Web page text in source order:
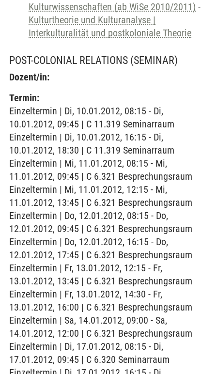
Kulturwissenschaften (ab WiSe 2010/2011) -
Kulturtheorie und Kulturanalyse |
Interkulturalität und postkoloniale Theorie
POST-COLONIAL RELATIONS (SEMINAR)
Dozent/in:
Termin:
Einzeltermin | Di, 10.01.2012, 08:15 - Di,
10.01.2012, 09:45 | C 11.319 Seminarraum
Einzeltermin | Di, 10.01.2012, 16:15 - Di,
10.01.2012, 18:30 | C 11.319 Seminarraum
Einzeltermin | Mi, 11.01.2012, 08:15 - Mi,
11.01.2012, 09:45 | C 6.321 Besprechungsraum
Einzeltermin | Mi, 11.01.2012, 12:15 - Mi,
11.01.2012, 13:45 | C 6.321 Besprechungsraum
Einzeltermin | Do, 12.01.2012, 08:15 - Do,
12.01.2012, 09:45 | C 6.321 Besprechungsraum
Einzeltermin | Do, 12.01.2012, 16:15 - Do,
12.01.2012, 17:45 | C 6.321 Besprechungsraum
Einzeltermin | Fr, 13.01.2012, 12:15 - Fr,
13.01.2012, 13:45 | C 6.321 Besprechungsraum
Einzeltermin | Fr, 13.01.2012, 14:30 - Fr,
13.01.2012, 16:00 | C 6.321 Besprechungsraum
Einzeltermin | Sa, 14.01.2012, 09:00 - Sa,
14.01.2012, 12:00 | C 6.321 Besprechungsraum
Einzeltermin | Di, 17.01.2012, 08:15 - Di,
17.01.2012, 09:45 | C 6.320 Seminarraum